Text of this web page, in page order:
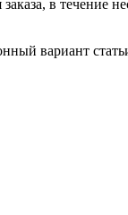
в течение
вариант